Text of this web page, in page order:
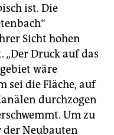
ist. Die
Sicht hohen
Druck auf das
wäre
sei die Fläche, auf
durchzogen
Um zu
Neubauten